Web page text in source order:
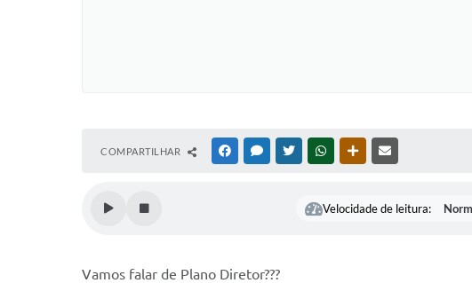
COMPARTILHAR FACEBOOKMESSENGER
TWITTERWHATSAPPOUTRAS MÍDIAS
Velocidade de leitura:
Vamos falar de Plano Diretor???